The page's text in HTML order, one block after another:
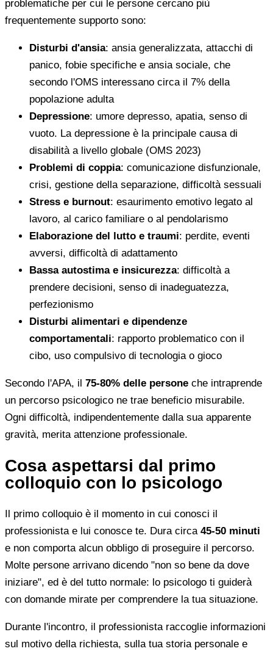
problematiche per cui le persone cercano più
frequentemente supporto sono:
Disturbi d'ansia: ansia generalizzata, attacchi di
panico, fobie specifiche e ansia sociale, che
secondo l'OMS interessano circa il 7% della
popolazione adulta
Depressione: umore depresso, apatia, senso di
vuoto. La depressione è la principale causa di
disabilità a livello globale (OMS 2023)
Problemi di coppia: comunicazione disfunzionale,
crisi, gestione della separazione, difficoltà sessuali
Stress e burnout: esaurimento emotivo legato al
lavoro, al carico familiare o al pendolarismo
Elaborazione del lutto e traumi: perdite, eventi
avversi, difficoltà di adattamento
Bassa autostima e insicurezza: difficoltà a
prendere decisioni, senso di inadeguatezza,
perfezionismo
Disturbi alimentari e dipendenze
comportamentali: rapporto problematico con il
cibo, uso compulsivo di tecnologia o gioco
Secondo l'APA, il 75-80% delle persone che intraprende
un percorso psicologico ne trae beneficio misurabile.
Ogni difficoltà, indipendentemente dalla sua apparente
gravità, merita attenzione professionale.
Cosa aspettarsi dal primo
colloquio con lo psicologo
Il primo colloquio è il momento in cui conosci il
professionista e lui conosce te. Dura circa 45-50 minuti
e non comporta alcun obbligo di proseguire il percorso.
Molte persone arrivano dicendo "non so bene da dove
iniziare", ed è del tutto normale: lo psicologo ti guiderà
con domande mirate per comprendere la tua situazione.
Durante l'incontro, il professionista raccoglie informazioni
sul motivo della richiesta, sulla tua storia personale e